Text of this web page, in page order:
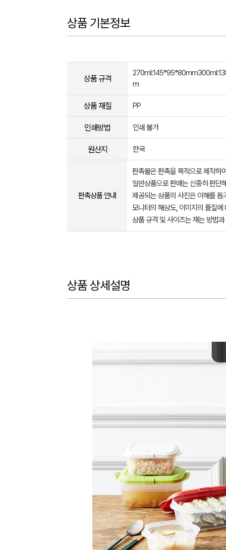
상품 기본정보
상품 규격
m
상품 재질 PP
인쇄방법 인쇄 불가
원산지 한국
판촉상품 안내
판촉물은 판촉을 목적으로 제작하
일반상품으로 판매는 신중히 판단
제공되는 상품의 사진은 이해를
모니터의 해상도, 이미지의 품질
상품 규격 및 사이즈는 재는 방법
상품 상세설명